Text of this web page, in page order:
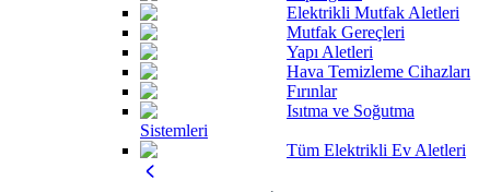
Elektrikli Mutfak Aletleri
Mutfak Gereçleri
Yapı Aletleri
Hava Temizleme Cihazları
Fırınlar
Isıtma ve Soğutma
Sistemleri
Tüm Elektrikli Ev Aletleri